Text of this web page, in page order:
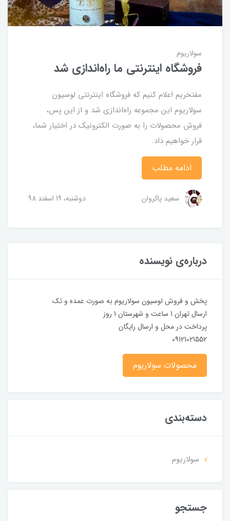
سولاریوم
فروشگاه اینترنتی ما راه‌اندازی شد
مفتخریم اعلام کنیم که فروشگاه اینترنتی لوسیون
سولاریوم این مجموعه راه‌اندازی شد و از این پس،
فروش محصولات را به صورت الکترونیک در اختیار شما،
قرار خواهیم داد.
ادامه مطلب
سعید پاکروان دوشنبه، 19 اسفند 98
درباره‌ی نویسنده
پخش و فروش لوسیون سولاریوم به صورت عمده و تک
ارسال تهران 1 ساعت و شهرستان 1 روز
پرداخت در محل و ارسال رایگان
09121021552
محصولات سولاریوم
دسته‌بندی
سولاریوم
جستجو